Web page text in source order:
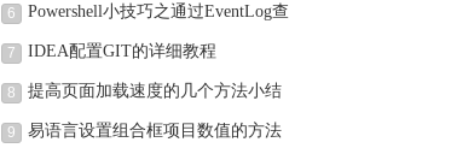
6
Powershell小技巧之通过EventLog查
看近期电脑开机和关机时间
7 IDEA配置GIT的详细教程
8 提高页面加载速度的几个方法小结
9 易语言设置组合框项目数值的方法